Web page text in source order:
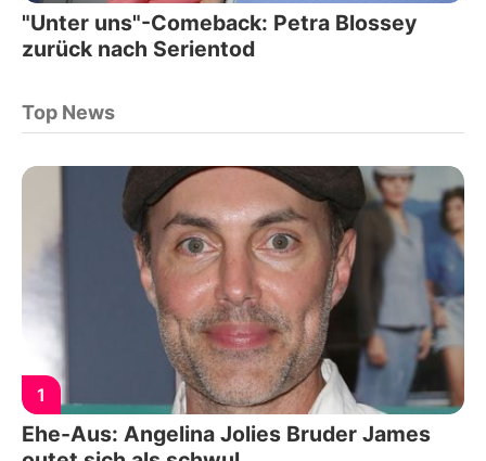
"Unter uns"-Comeback: Petra Blossey
zurück nach Serientod
Top News
1
Ehe-Aus: Angelina Jolies Bruder James